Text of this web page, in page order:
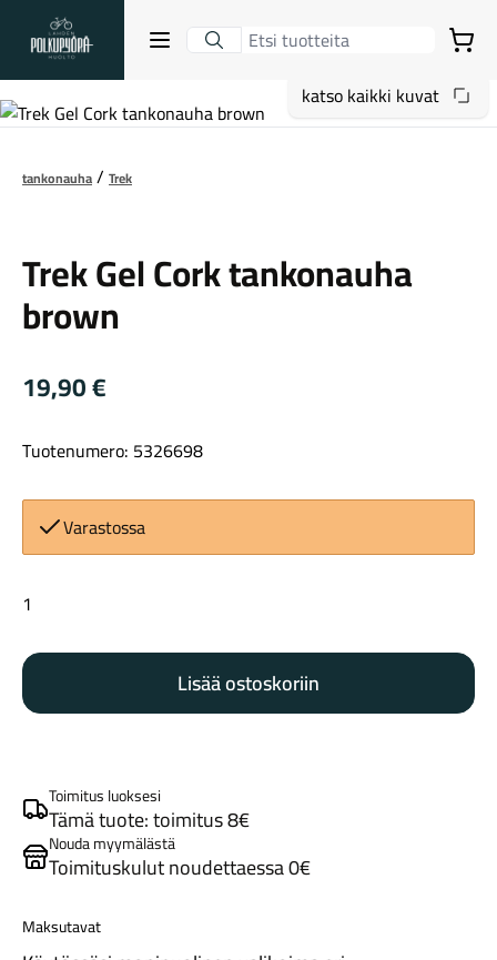
Lahden Polkupyörähuolto - etusivulle
Avaa sulje valikko
Hakutulokset
Gravel-pyörät
Maastosähköpyörät
Kaupunkisähköpyörät
Ostoskori
katso kaikki kuvat
tankonauha Trek
Trek Gel Cork tankonauha
brown
19,90€
Tuotenumero: 5326698
Varastossa
Trek
Cork
brown
Lisää ostoskoriin
Toimitus luoksesi
Tämä tuote: toimitus 8€
Nouda myymälästä
Toimituskulut noudettaessa 0€
Maksutavat